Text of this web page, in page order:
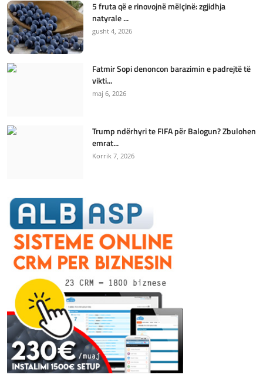
5 fruta që e rinovojnë mëlçinë: zgjidhja
natyrale ...
gusht 4, 2026
Fatmir Sopi denoncon barazimin e padrejtë të
vikti...
maj 6, 2026
Trump ndërhyri te FIFA për Balogun? Zbulohen
emrat...
Korrik 7, 2026